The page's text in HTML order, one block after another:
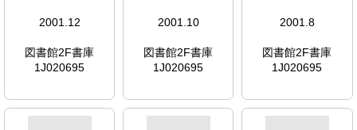
2001.12
図書館2F書庫
1J020695
2001.10
図書館2F書庫
1J020695
2001.8
図書館2F書庫
1J020695